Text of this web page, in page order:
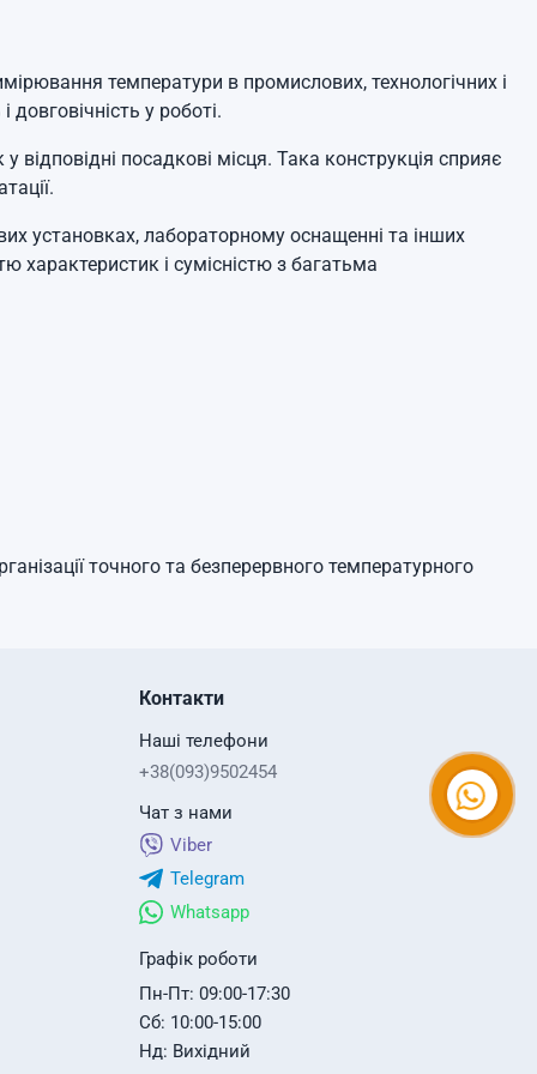
температури в промислових, технологічних і
довговічність у роботі.
посадкові місця. Така конструкція сприяє
установках, лабораторному оснащенні та інших
характеристик і сумісністю з багатьма
точного та безперервного температурного
Контакти
Наші телефони
+38(093)9502454
Чат з нами
Viber
Telegram
Whatsapp
Графік роботи
Пн-Пт: 09:00-17:30
Сб: 10:00-15:00
Нд: Вихідний